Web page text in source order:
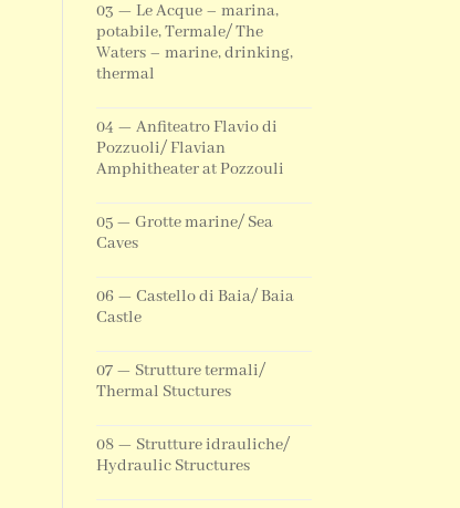
03 — Le Acque – marina,
potabile, Termale/ The
Waters – marine, drinking,
thermal
04 — Anfiteatro Flavio di
Pozzuoli/ Flavian
Amphitheater at Pozzouli
05 — Grotte marine/ Sea
Caves
06 — Castello di Baia/ Baia
Castle
07 — Strutture termali/
Thermal Stuctures
08 — Strutture idrauliche/
Hydraulic Structures